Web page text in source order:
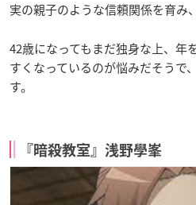
実の親子のような信頼関係を育み、
42歳になってもまだ独身な上、年
すくなっているのが悩みだそうで
す。
『暗殺教室』浅野學峯